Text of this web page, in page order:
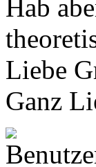
Hab
Liebe
Ganz